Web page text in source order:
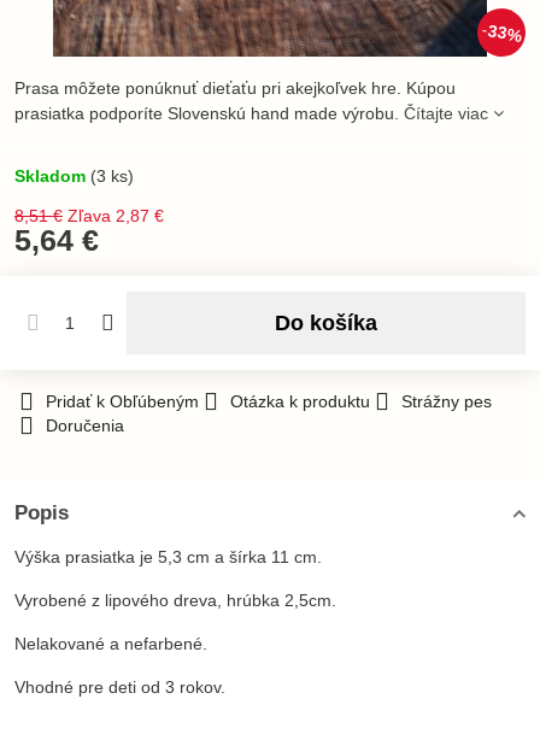
33%
Prasa môžete ponúknuť dieťaťu pri akejkoľvek hre. Kúpou
prasiatka podporíte Slovenskú hand made výrobu. Čítajte viac
Skladom (3 ks)
8,51 € Zľava 2,87 €
5,64 €
Do košíka
Pridať k Obľúbeným Otázka k produktu
Strážny pes
Doručenia
Popis
Výška prasiatka je 5,3 cm a šírka 11 cm.
Vyrobené z lipového dreva, hrúbka 2,5cm.
Nelakované a nefarbené.
Vhodné pre deti od 3 rokov.